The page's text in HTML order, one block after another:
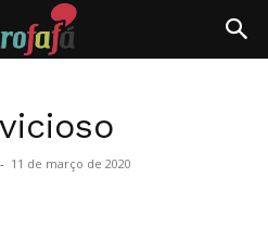
- 11 de março de 2020